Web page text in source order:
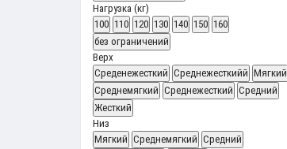
Нагрузка (кг)
100 110 120 130 140 150 160
без ограничений
Верх
Среденежесткий Среднежесткийй Мягкий
Среднемягкий Среднежесткий Средний
Жесткий
Низ
Мягкий Среднемягкий Средний